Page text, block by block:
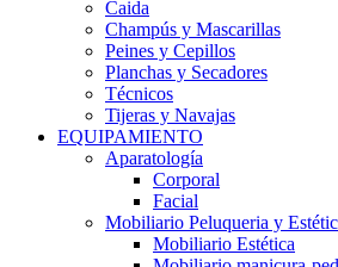
Caida
Champús y Mascarillas
Peines y Cepillos
Planchas y Secadores
Técnicos
Tijeras y Navajas
EQUIPAMIENTO
Aparatología
Corporal
Facial
Mobiliario Peluqueria y
Mobiliario Estética